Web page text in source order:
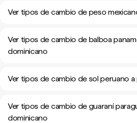
Ver tipos de cambio de peso
Ver tipos de cambio de balboa
dominicano
Ver tipos de cambio de sol peruano
Ver tipos de cambio de guaraní
dominicano